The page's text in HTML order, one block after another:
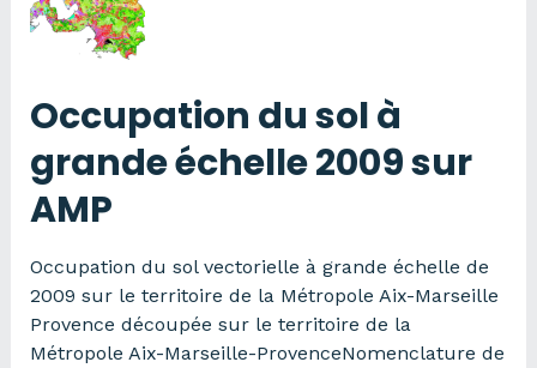
2017
Occupation du sol à
grande échelle 2009 sur
AMP
Occupation du sol vectorielle à grande échelle de
2009 sur le territoire de la Métropole Aix-Marseille
Provence découpée sur le territoire de la
Métropole Aix-Marseille-ProvenceNomenclature de